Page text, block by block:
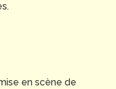
en scène de